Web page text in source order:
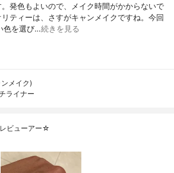
発色もよいので、メイク時間がかからないで
ティーは、さすがキャンメイクですね。今回
色を選び…続きを見る
メイク)
ライナー
ビューアー☆